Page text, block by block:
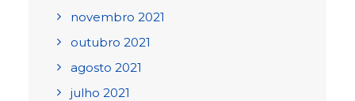
novembro 2021
outubro 2021
agosto 2021
julho 2021